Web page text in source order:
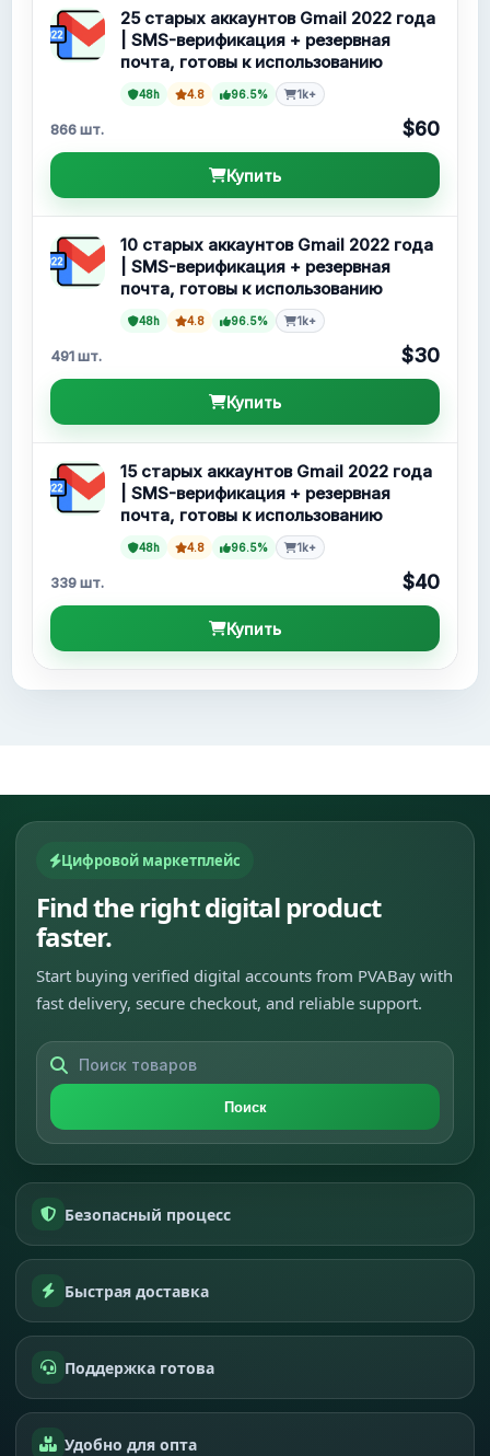
25 старых аккаунтов Gmail 2022 года
| SMS-верификация + резервная
почта, готовы к использованию
48h 4.8 96.5% 1k+
866 шт. $60
Купить
10 старых аккаунтов Gmail 2022 года
| SMS-верификация + резервная
почта, готовы к использованию
48h 4.8 96.5% 1k+
491 шт. $30
Купить
15 старых аккаунтов Gmail 2022 года
| SMS-верификация + резервная
почта, готовы к использованию
48h 4.8 96.5% 1k+
339 шт. $40
Купить
Цифровой маркетплейс
Find the right digital product
faster.
Start buying verified digital accounts from PVABay with
fast delivery, secure checkout, and reliable support.
Поиск
Безопасный процесс
Быстрая доставка
Поддержка готова
Удобно для опта